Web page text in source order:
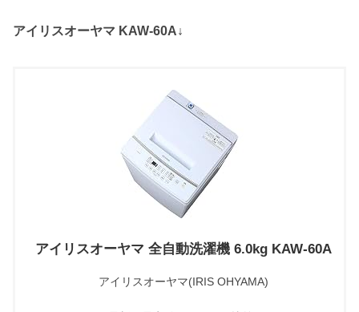
アイリスオーヤマ KAW-60A↓
アイリスオーヤマ 全自動洗濯機 6.0kg KAW-60A
アイリスオーヤマ(IRIS OHYAMA)